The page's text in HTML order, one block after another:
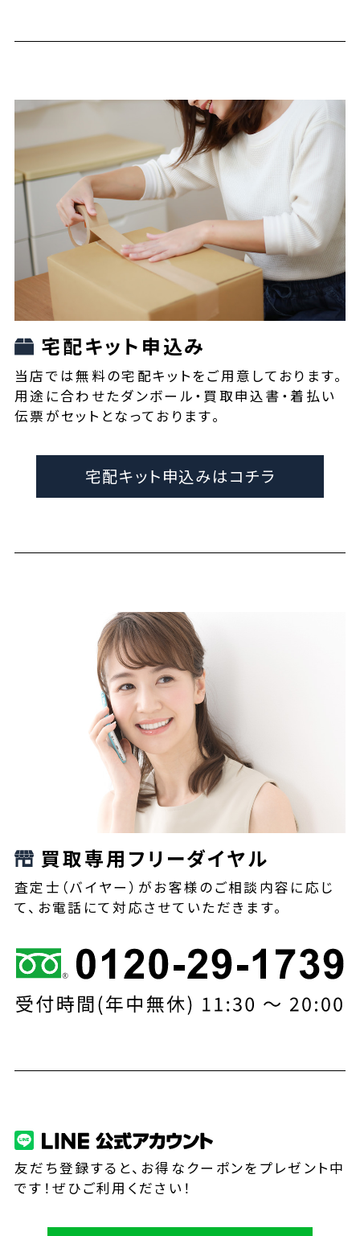
宅配キット申込み
当店では無料の宅配キットをご用意しております。
用途に合わせたダンボール・買取申込書・着払い
伝票がセットとなっております。
宅配キット申込みはコチラ
買取専用フリーダイヤル
査定士（バイヤー）がお客様のご相談内容に応じ
て、お電話にて対応させていただきます。
友だち登録すると、お得なクーポンをプレゼント中
です！ぜひご利用ください！